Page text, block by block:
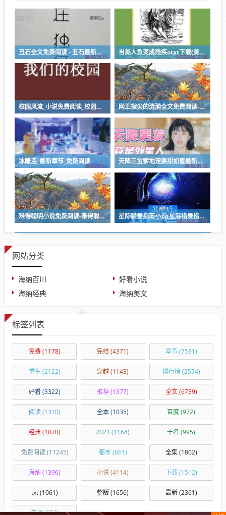
丑石全文免费阅读 - 丑石最新章节 当美人鱼变成残疾otxt下载(美人鱼残疾困扰：悲剧转机与重获新生)
校园风流_小说免费阅读_校园风流最新章节列表_校园风流全文阅读 网王指尖的涟漪全文免费阅读-《网王指尖的涟漪：免费全文阅读》
冰雕连_最新章节_免费阅读 天降三宝爹地宠妻甜如蜜最新章节列表 - 天降三宝爹地宠妻甜如蜜最新章节目录
难得聪明小说免费阅读-难得聪明小说免费阅读 星际猎爱指南小说(星际猎爱指南：追逐银河的爱情星途)
网站分类
海纳百川
好看小说
海纳经典
海纳美文
标签列表
免费 (1178) 完结(4371) 章节(7531)
重生 (2122) 穿越(1143) 排行榜(2574)
好看(3322) 推荐(1377) 全文(6739)
阅读(1310) 全本(1035) 百度(972)
经典(1070) 2021 (1164) 十名 (995)
免费阅读(11245) 都市(861) 全集(1802)
海纳 (1396) 小说(4114) 下载(1512)
txt(1061) 整版 (1656) 最新(2361)
来源(856)